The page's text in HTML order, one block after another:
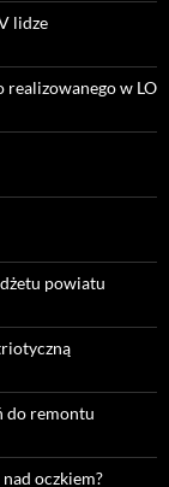
lidze
realizowanego w LO
powiatu
do remontu
oczkiem?